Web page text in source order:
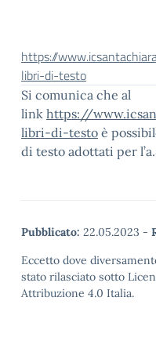
https://
libri-di-testo
Si comunica che al
link https://
libri-di-testo è
di testo adottati per
Pubblicato: 22.05.2023 -
Eccetto dove
stato rilasciato sotto
Attribuzione 4.0 Italia.